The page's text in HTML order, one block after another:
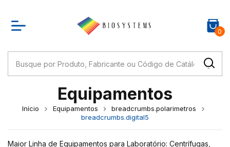
0
Equipamentos
Início Equipamentos
breadcrumbs.polarimetros
breadcrumbs.digital5
Maior Linha de Equipamentos para Laboratório: Centrífugas,